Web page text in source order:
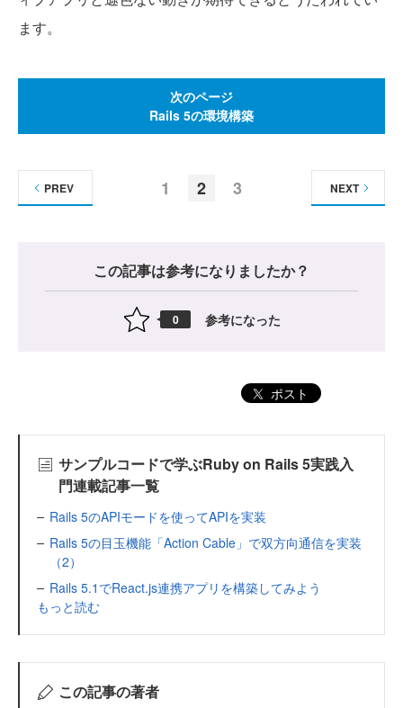
ます。
次のページ
Rails 5の環境構築
1 2 3
PREV NEXT
この記事は参考になりましたか？
0 参考になった
ポスト
サンプルコードで学ぶRuby on Rails 5実践入
門連載記事一覧
Rails 5のAPIモードを使ってAPIを実装
Rails 5の目玉機能「Action Cable」で双方向通信を実装
（2）
Rails 5.1でReact.js連携アプリを構築してみよう
もっと読む
この記事の著者